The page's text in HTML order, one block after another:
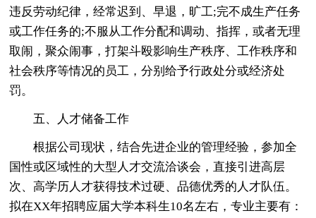
违反劳动纪律，经常迟到、早退，旷工;完不成生产任务
或工作任务的;不服从工作分配和调动、指挥，或者无理
取闹，聚众闹事，打架斗殴影响生产秩序、工作秩序和
社会秩序等情况的员工，分别给予行政处分或经济处
罚。
五、人才储备工作
根据公司现状，结合先进企业的管理经验，参加全
国性或区域性的大型人才交流洽谈会，直接引进高层
次、高学历人才获得技术过硬、品德优秀的人才队伍。
拟在XX年招聘应届大学本科生10名左右，专业主要有：